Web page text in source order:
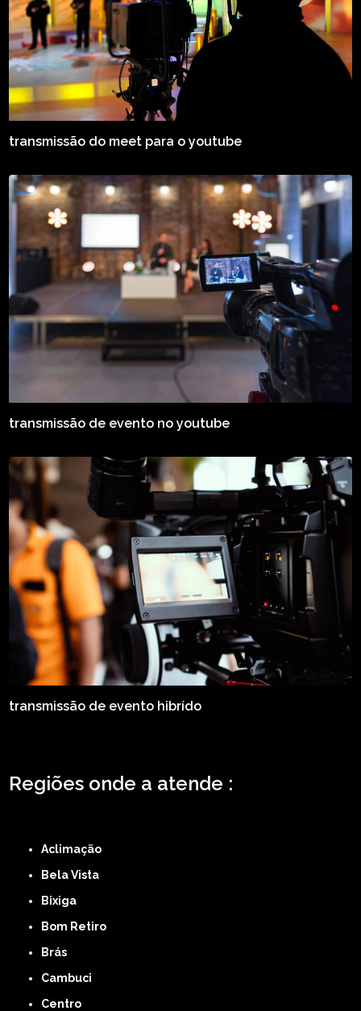
transmissão do meet para o youtube
transmissão de evento no youtube
transmissão de evento hibrído
Regiões onde a atende :
Aclimação
Bela Vista
Bixiga
Bom Retiro
Brás
Cambuci
Centro